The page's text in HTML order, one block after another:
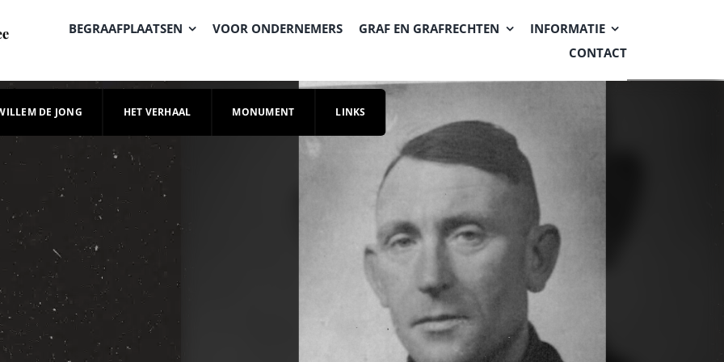
BEGRAAFPLAATSEN VOOR ONDERNEMERS GRAF EN GRAFRECHTEN
INFORMATIE
CONTACT
DE JONG HET VERHAAL MONUMENT LINKS